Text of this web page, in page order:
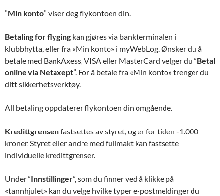
”Min konto” viser deg flykontoen din.
Betaling for flyging kan gjøres via bankterminalen i
klubbhytta, eller fra «Min konto» i myWebLog. Ønsker du å
betale med BankAxess, VISA eller MasterCard velger du ”Betal
online via Netaxept”. For å betale fra «Min konto» trenger du
ditt sikkerhetsverktøy.
All betaling oppdaterer flykontoen din omgående.
Kredittgrensenfastsettes av styret, og er for tiden -1.000
kroner. Styret eller andre med fullmakt kan fastsette
individuelle kredittgrenser.
Under ”Innstillinger”, som du finner ved å klikke på
«tannhjulet» kan du velge hvilke typer e-postmeldinger du